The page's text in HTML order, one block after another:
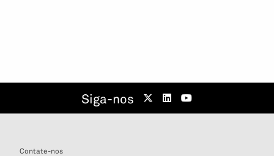
Siga-nos
Contate-nos